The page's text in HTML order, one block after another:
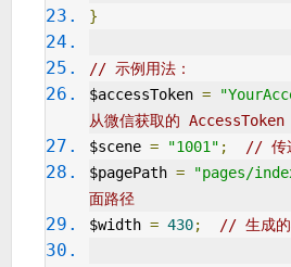
}
// 示例用法：
$accessToken =
从微信获取的 AccessToken
$scene = "1001" ;
// 传
$pagePath = "pages/
面路径
$width = 430; // 生成的